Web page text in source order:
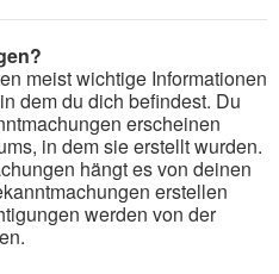
meist wichtige Informationen
dem du dich befindest. Du
erscheinen
in dem sie erstellt wurden.
hängt es von deinen
erstellen
werden von der